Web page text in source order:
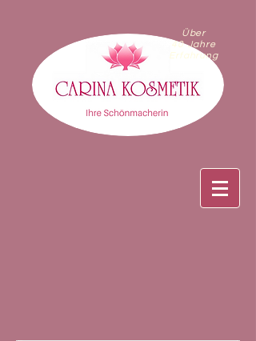
Über
40 Jahre
Erfahrung